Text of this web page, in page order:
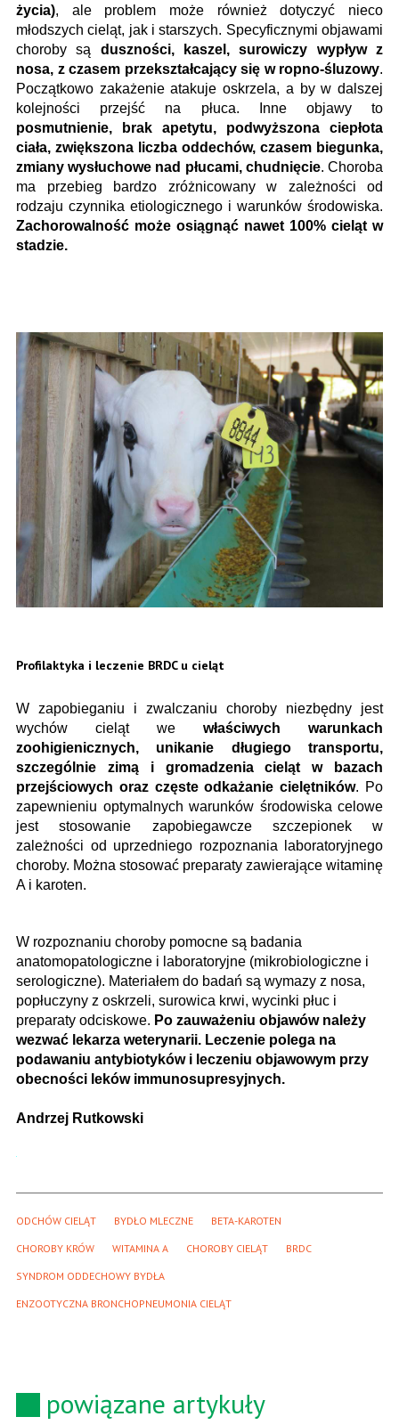
życia), ale problem może również dotyczyć nieco
młodszych cieląt, jak i starszych. Specyficznymi objawami
choroby są duszności, kaszel, surowiczy wypływ z
nosa, z czasem przekształcający się w ropno-śluzowy.
Początkowo zakażenie atakuje oskrzela, a by w dalszej
kolejności przejść na płuca. Inne objawy to
posmutnienie, brak apetytu, podwyższona ciepłota
ciała, zwiększona liczba oddechów, czasem biegunka,
zmiany wysłuchowe nad płucami, chudnięcie. Choroba
ma przebieg bardzo zróżnicowany w zależności od
rodzaju czynnika etiologicznego i warunków środowiska.
Zachorowalność może osiągnąć nawet 100% cieląt w
stadzie.
Profilaktyka i leczenie BRDC u cieląt
W zapobieganiu i zwalczaniu choroby niezbędny jest
wychów cieląt we właściwych warunkach
zoohigienicznych, unikanie długiego transportu,
szczególnie zimą i gromadzenia cieląt w bazach
przejściowych oraz częste odkażanie cielętników. Po
zapewnieniu optymalnych warunków środowiska celowe
jest stosowanie zapobiegawcze szczepionek w
zależności od uprzedniego rozpoznania laboratoryjnego
choroby. Można stosować preparaty zawierające witaminę
A i karoten.
W rozpoznaniu choroby pomocne są badania
anatomopatologiczne i laboratoryjne (mikrobiologiczne i
serologiczne). Materiałem do badań są wymazy z nosa,
popłuczyny z oskrzeli, surowica krwi, wycinki płuc i
preparaty odciskowe. Po zauważeniu objawów należy
wezwać lekarza weterynarii. Leczenie polega na
podawaniu antybiotyków i leczeniu objawowym przy
obecności leków immunosupresyjnych.
Andrzej Rutkowski
ODCHÓW CIELĄT BYDŁO MLECZNE BETA-KAROTEN
CHOROBY KRÓW WITAMINA A CHOROBY CIELĄT BRDC
SYNDROM ODDECHOWY BYDŁA
ENZOOTYCZNA BRONCHOPNEUMONIA CIELĄT
powiązane artykuły